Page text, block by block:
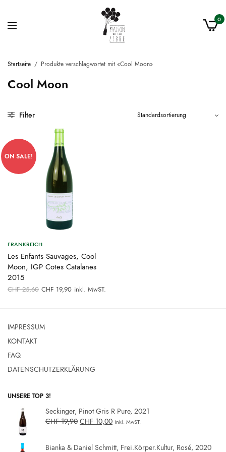
0
Startseite / Produkte verschlagwortet mit «Cool Moon»
Cool Moon
Filter
ON SALE!
FRANKREICH
Les Enfants Sauvages, Cool
Moon, IGP Cotes Catalanes
2015
CHF25,60 Ursprünglicher
Preis war:
CHF 19,90Aktueller
inkl. MwST.
IMPRESSUM
KONTAKT
FAQ
DATENSCHUTZERKLÄRUNG
UNSERE TOP 3!
Seckinger, Pinot Gris R Pure, 2021
CHF19,90 CHF 10,00 inkl. MwST.
Bianka & Daniel Schmitt, Frei.Körper.Kultur, Rosé, 2020